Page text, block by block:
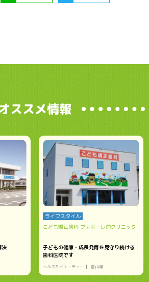
ススメ情報
決
ライフスタイル
こども矯正歯科 ファボーレ前クリニック
子どもの健康・成長発育を見守り続ける
歯科医院です
ヘルス＆ビューティー 富山県